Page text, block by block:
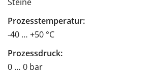
Prozesstemperatur:
-40 … +50 °C
Prozessdruck:
0 … 0 bar